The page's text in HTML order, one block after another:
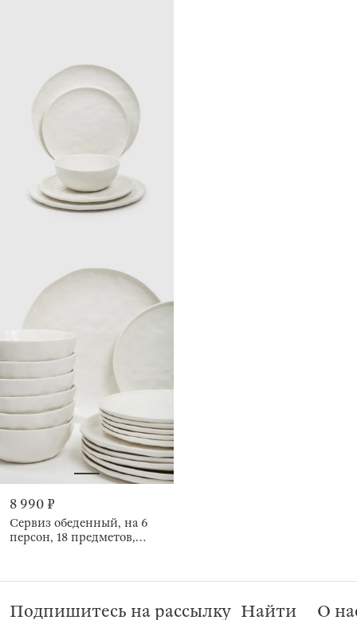
8 990 ₽
Сервиз обеденный, на 6
персон, 18 предметов,
Подпишитесь на рассылку Найти О